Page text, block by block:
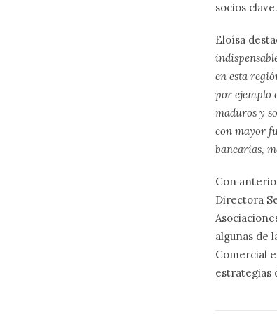
socios clave.
Eloísa
en esta
por ejemplo
maduros y
con mayor
bancarias,
Con
Directora
algunas de
Comercial
estrategias